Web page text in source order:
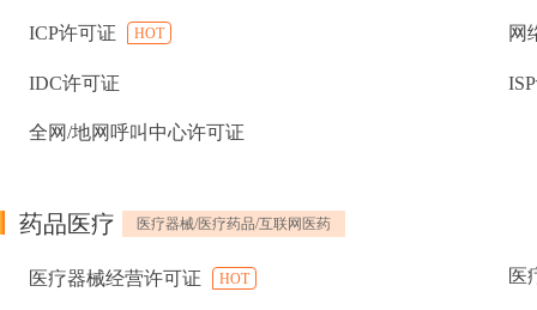
ICP许可证 HOT 网
IDC许可证
全网/地网呼叫中心许可证
药品医疗 医疗器械/医疗药品/互联网医药
医疗器械经营许可证 HOT 医